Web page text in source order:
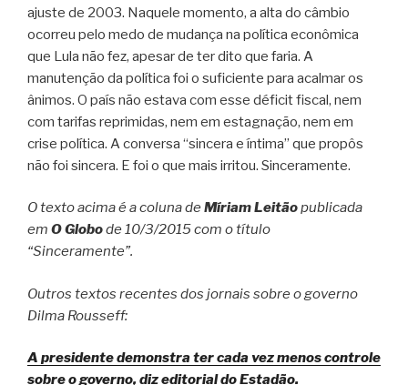
ajuste de 2003. Naquele momento, a alta do câmbio
ocorreu pelo medo de mudança na política econômica
que Lula não fez, apesar de ter dito que faria. A
manutenção da política foi o suficiente para acalmar os
ânimos. O país não estava com esse déficit fiscal, nem
com tarifas reprimidas, nem em estagnação, nem em
crise política. A conversa “sincera e íntima” que propôs
não foi sincera. E foi o que mais irritou. Sinceramente.
O texto acima é a coluna de Míriam Leitãopublicada
em O Globode 10/3/2015 com o título
“Sinceramente”.
Outros textos recentes dos jornais sobre o governo
Dilma Rousseff:
A presidente demonstra ter cada vez menos controle
sobre o governo, diz editorial do Estadão.